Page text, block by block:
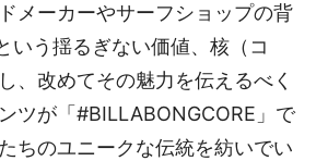
メーカーやサーフショップの背
いう揺るぎない価値、核（コ
、改めてその魅力を伝えるべく
ツが「#BILLABONGCORE」で
ちのユニークな伝統を紡いでい